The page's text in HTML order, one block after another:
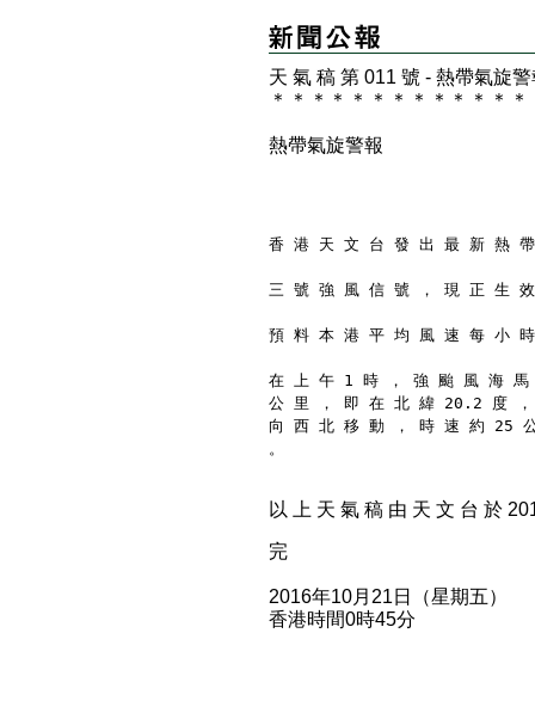
天 氣 稿 第 011 號 - 熱帶氣旋
＊
＊ ＊ ＊ ＊ ＊ ＊ ＊ ＊ ＊ ＊ ＊ ＊
熱帶氣旋警報
香 港 天 文 台 發 出 最 新 熱
三 號 強 風 信 號 ， 現 正 生
預 料 本 港 平 均 風 速 每 小
在 上 午 1 時 ， 強 颱 風 海
公 里 ， 即 在 北 緯 20.2 度
向 西 北 移 動 ， 時 速 約 25
。
以 上 天 氣 稿 由 天 文 台 於
完
2016年10月21日（星期五）
香港時間0時45分